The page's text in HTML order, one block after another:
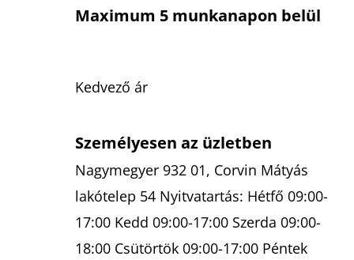
Maximum 5 munkanapon belül
Kedvező ár
Személyesen az üzletben
Nagymegyer 932 01, Corvin Mátyás
lakótelep 54 Nyitvatartás: Hétfő 09:00-
17:00 Kedd 09:00-17:00 Szerda 09:00-
18:00 Csütörtök 09:00-17:00 Péntek